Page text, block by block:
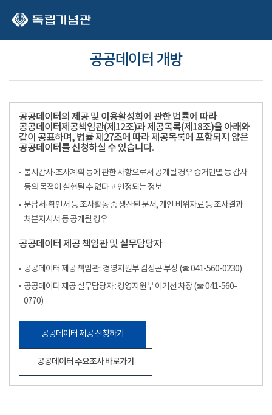
공공데이터 개방
공공데이터의 제공 및 이용활성화에 관한 법률에 따라
공공데이터제공책임관(제12조)과 제공목록(제18조)을 아래와
같이 공표하며, 법률 제27조에 따라 제공목록에 포함되지 않은
공공데이터를 신청하실 수 있습니다.
불시감사·조사계획 등에 관한 사항으로서 공개될 경우 증거인멸 등 감사
등의 목적이 실현될 수 없다고 인정되는 정보
문답서·확인서 등 조사활동 중 생산된 문서, 개인 비위자료 등 조사결과
처분지시서 등 공개될 경우
공공데이터 제공 책임관 및 실무담당자
공공데이터 제공 책임관 : 경영지원부 김정곤 부장 (☎ 041-560-0230)
공공데이터 제공 실무담당자 : 경영지원부 이기선 차장 (☎ 041-560-
0770)
공공데이터 제공 신청하기
공공데이터 수요조사 바로가기